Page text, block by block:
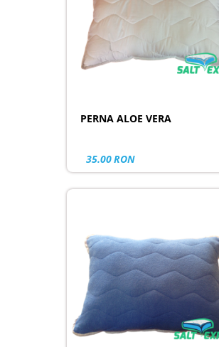
PERNA ALOE VERA
35.00RON